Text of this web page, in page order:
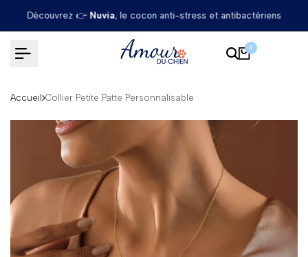
Passer
Découvrez 👉 Nuvia, le cocon anti-stress et antibactériens
0
Accueil Collier Petite Patte Personnalisable